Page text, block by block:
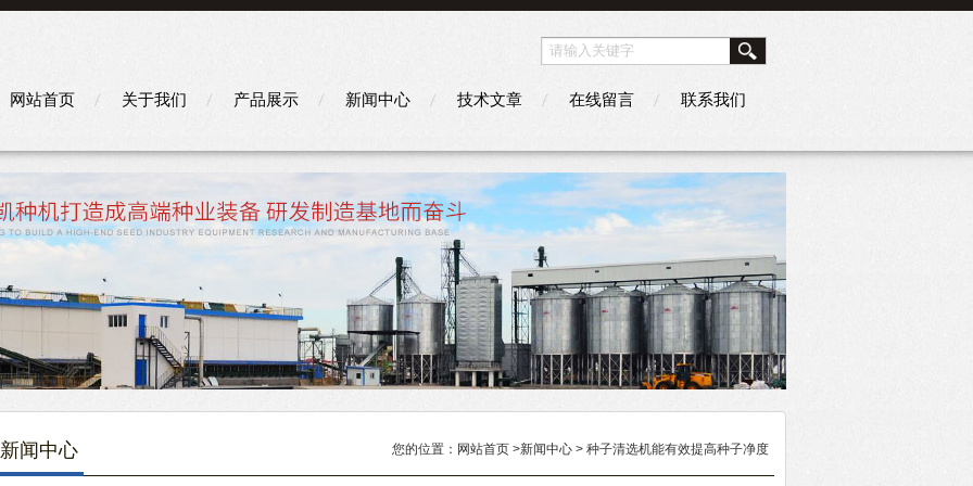
网站首页 关于我们 产品展示 新闻中心 技术文章 在线留言 联系我们
新闻中心 您的位置： 网站首页 >新闻中心 > 种子清选机能有效提高种子净度